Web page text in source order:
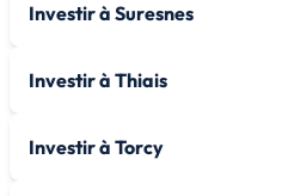
Investir à Suresnes
Investir à Thiais
Investir à Torcy